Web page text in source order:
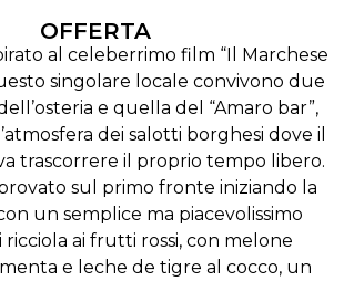
OFFERTA
al celeberrimo film “Il Marchese
singolare locale convivono due
e quella del “Amaro bar”,
dei salotti borghesi dove il
trascorrere il proprio tempo libero.
sul primo fronte iniziando la
un semplice ma piacevolissimo
ricciola ai frutti rossi, con melone
e leche de tigre al cocco, un